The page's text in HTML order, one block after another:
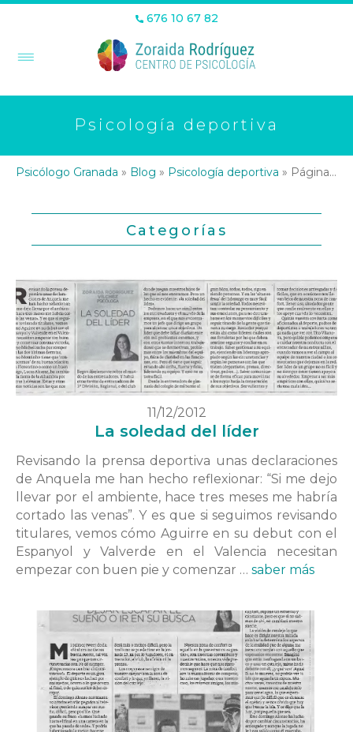
676 10 67 82
Psicología deportiva
Psicólogo Granada » Blog » Psicología deportiva » Página 16
Categorías
11/12/2012
La soledad del líder
Revisando la prensa deportiva unas declaraciones
de Anquela me han hecho reflexionar: “Si me dejo
llevar por el ambiente, hace tres meses me habría
cortado las venas”. Y es que si seguimos revisando
titulares, vemos cómo Aguirre en su debut con el
Espanyol y Valverde en el Valencia necesitan
empezar con buen pie y comenzar … saber más